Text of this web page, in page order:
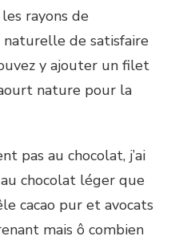
rayons de
naturelle de satisfaire
y ajouter un filet
nature pour la
pas au chocolat, j’ai
chocolat léger que
cacao pur et avocats
mais ô combien